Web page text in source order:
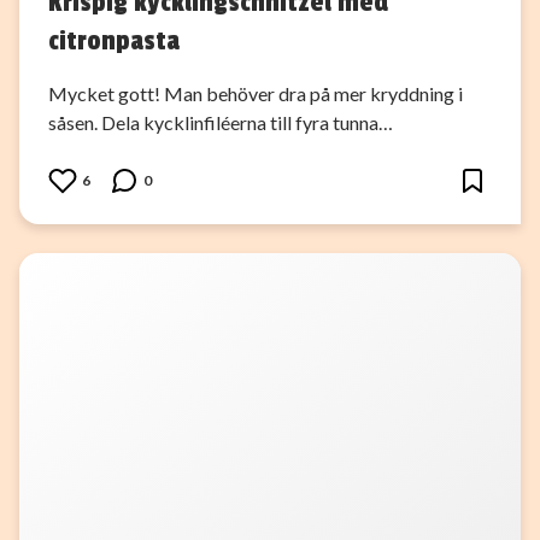
citronpasta
Mycket gott! Man behöver dra på mer kryddning i
såsen. Dela kycklinfiléerna till fyra tunna…
6 0